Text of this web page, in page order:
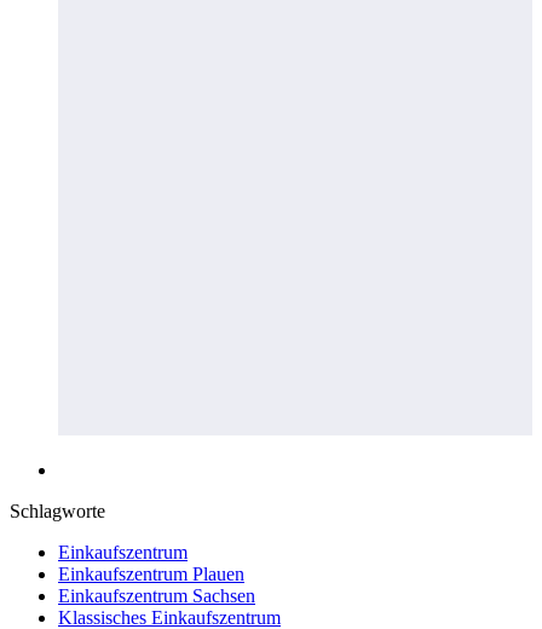
Schlagworte
Einkaufszentrum
Einkaufszentrum Plauen
Einkaufszentrum Sachsen
Klassisches Einkaufszentrum